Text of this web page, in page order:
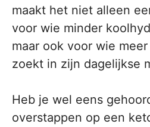
maakt het niet alleen
voor wie minder
maar ook voor wie
zoekt in zijn dagelijkse
Heb je wel eens
overstappen op een